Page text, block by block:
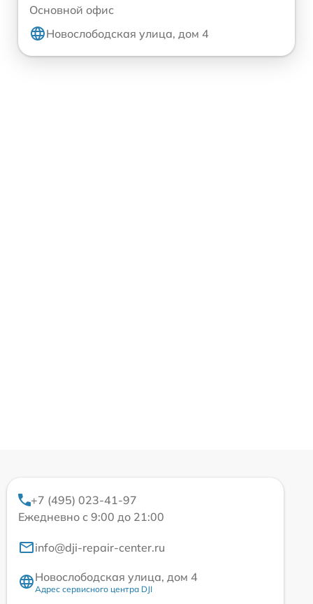
Основной офис
Новослободская улица, дом 4
+7 (495) 023-41-97
Ежедневно с 9:00 до 21:00
info@dji-repair-center.ru
Новослободская улица, дом 4
Адрес сервисного центра DJI